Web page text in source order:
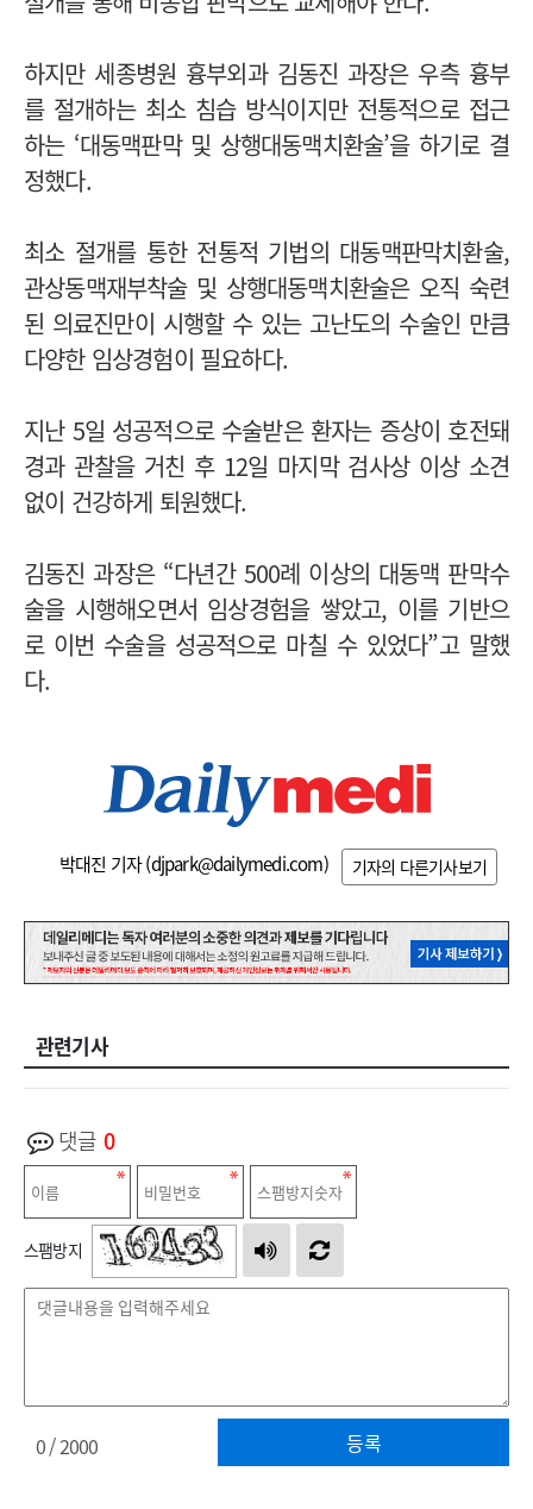
하지만 세종병원 흉부외과 김동진 과장은 우측 흉부
를 절개하는 최소 침습 방식이지만 전통적으로 접근
하는 ‘대동맥판막 및 상행대동맥치환술’을 하기로 결
정했다.
최소 절개를 통한 전통적 기법의 대동맥판막치환술,
관상동맥재부착술 및 상행대동맥치환술은 오직 숙련
된 의료진만이 시행할 수 있는 고난도의 수술인 만큼
다양한 임상경험이 필요하다.
지난 5일 성공적으로 수술받은 환자는 증상이 호전돼
경과 관찰을 거친 후 12일 마지막 검사상 이상 소견
없이 건강하게 퇴원했다.
김동진 과장은 “다년간 500례 이상의 대동맥 판막수
술을 시행해오면서 임상경험을 쌓았고, 이를 기반으
로 이번 수술을 성공적으로 마칠 수 있었다”고 말했
다.
박대진 기자 (djpark@dailymedi.com) 기자의 다른기사보기
관련기사
댓글 0
스팸방지
등록
0/ 2000